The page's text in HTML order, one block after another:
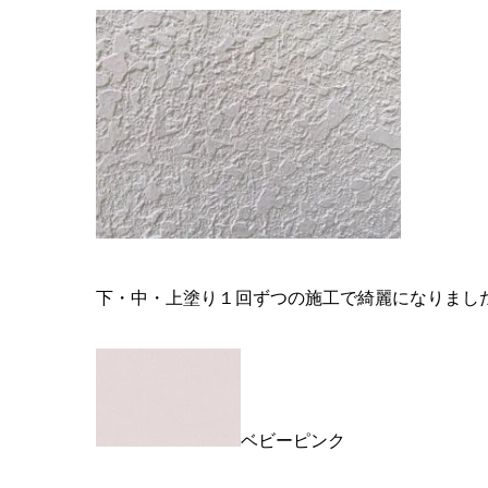
下・中・上塗り１回ずつの施工で綺麗になりまし
ベビーピンク